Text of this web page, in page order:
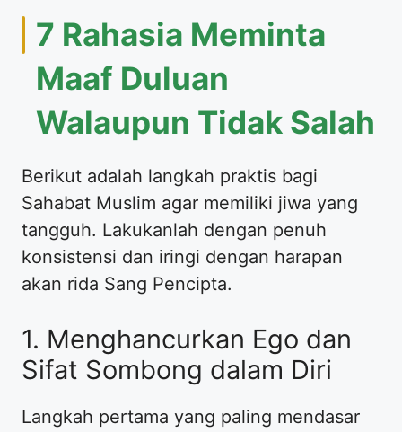
7 Rahasia Meminta
Maaf Duluan
Walaupun Tidak Salah
Berikut adalah langkah praktis bagi
Sahabat Muslim agar memiliki jiwa yang
tangguh. Lakukanlah dengan penuh
konsistensi dan iringi dengan harapan
akan rida Sang Pencipta.
1. Menghancurkan Ego dan
Sifat Sombong dalam Diri
Langkah pertama yang paling mendasar